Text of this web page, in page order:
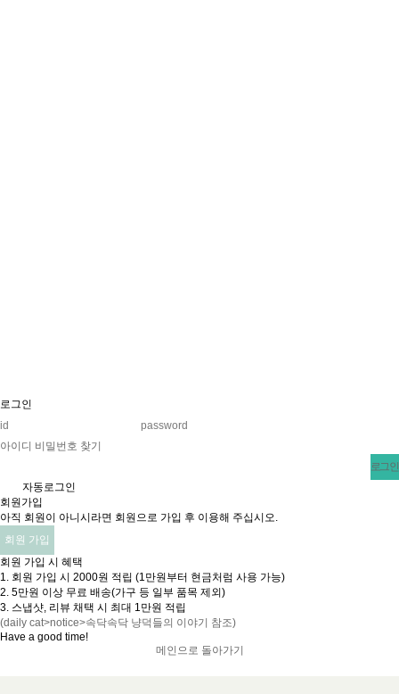
로그인
아이디 비밀번호 찾기
자동로그인
회원가입
아직 회원이 아니시라면 회원으로 가입 후 이용해 주십시오.
회원 가입
회원 가입 시 혜택
1. 회원 가입 시 2000원 적립 (1만원부터 현금처럼 사용 가능)
2. 5만원 이상 무료 배송(가구 등 일부 품목 제외)
3. 스냅샷, 리뷰 채택 시 최대 1만원 적립
(daily cat>notice>속닥속닥 냥덕들의 이야기 참조)
Have a good time!​
메인으로 돌아가기